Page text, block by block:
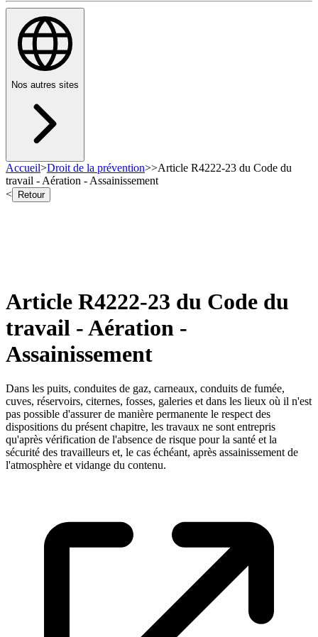
Nos autres sites
Accueil>Droit de la prévention>>Article R4222-23 du Code du
travail - Aération - Assainissement
<
Retour
Article R4222-23 du Code du
travail - Aération -
Assainissement
Dans les puits, conduites de gaz, carneaux, conduits de fumée,
cuves, réservoirs, citernes, fosses, galeries et dans les lieux où il n'est
pas possible d'assurer de manière permanente le respect des
dispositions du présent chapitre, les travaux ne sont entrepris
qu'après vérification de l'absence de risque pour la santé et la
sécurité des travailleurs et, le cas échéant, après assainissement de
l'atmosphère et vidange du contenu.